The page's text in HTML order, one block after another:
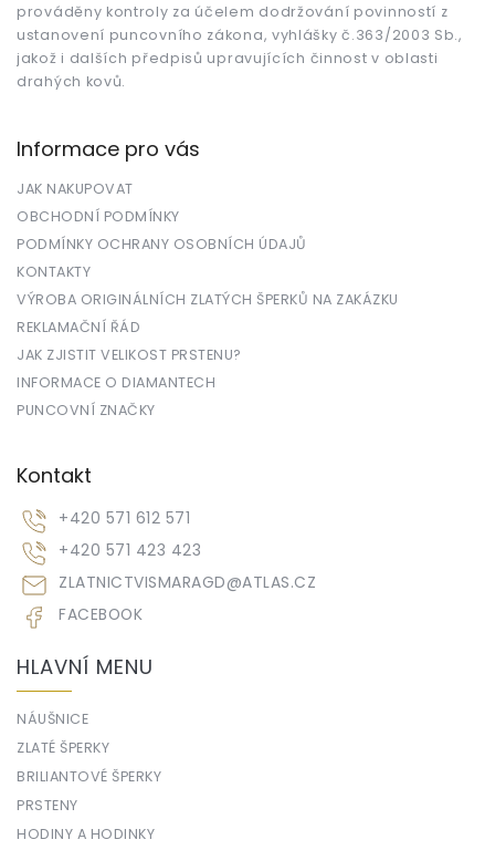
prováděny kontroly za účelem dodržování povinností z
ustanovení puncovního zákona, vyhlášky č.363/2003 Sb.,
jakož i dalších předpisů upravujících činnost v oblasti
drahých kovů.
Informace pro vás
JAK NAKUPOVAT
OBCHODNÍ PODMÍNKY
PODMÍNKY OCHRANY OSOBNÍCH ÚDAJŮ
KONTAKTY
VÝROBA ORIGINÁLNÍCH ZLATÝCH ŠPERKŮ NA ZAKÁZKU
REKLAMAČNÍ ŘÁD
JAK ZJISTIT VELIKOST PRSTENU?
INFORMACE O DIAMANTECH
PUNCOVNÍ ZNAČKY
Kontakt
ZLATNICTVISMARAGD@ATLAS.CZ
+420 571 612 571
+420 571 423 423
FACEBOOK
HLAVNÍ MENU
NÁUŠNICE
ZLATÉ ŠPERKY
BRILIANTOVÉ ŠPERKY
PRSTENY
HODINY A HODINKY